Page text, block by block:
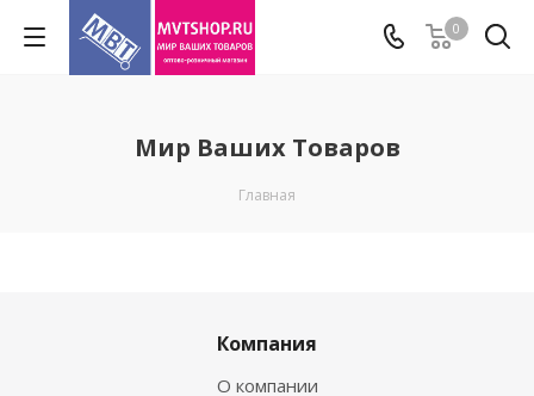
0
Мир Ваших Товаров
Главная
Компания
О компании